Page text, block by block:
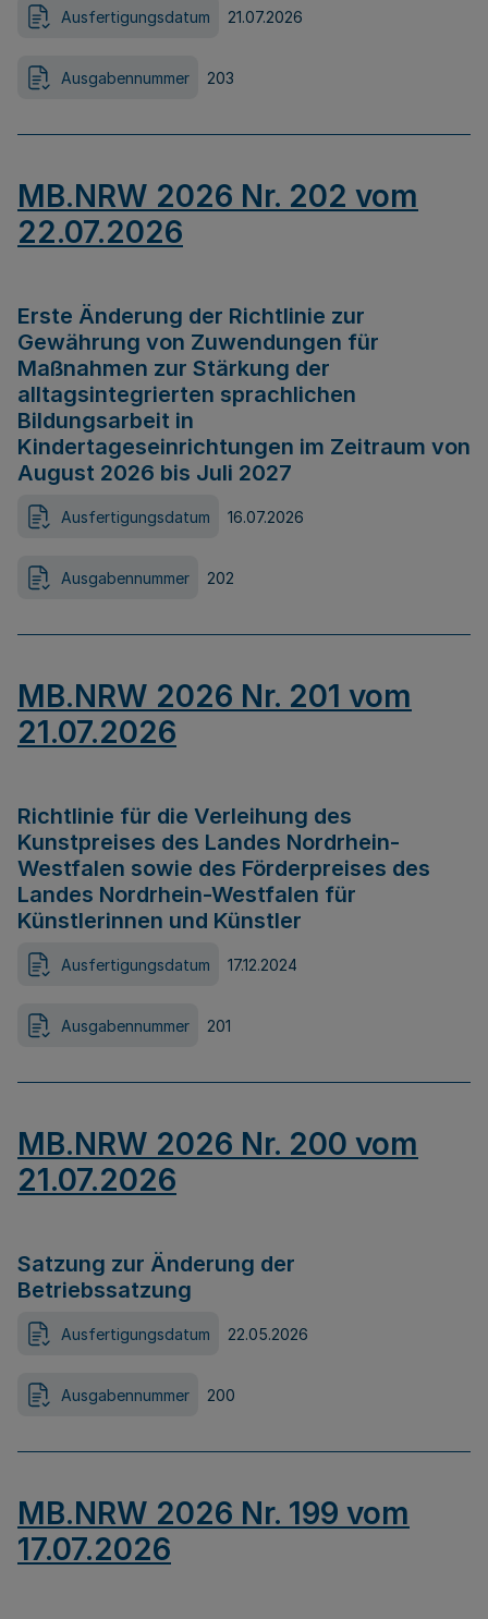
Ausfertigungsdatum 21.07.2026
Ausgabennummer 203
MB.NRW 2026 Nr. 202 vom
22.07.2026
Erste Änderung der Richtlinie zur
Gewährung von Zuwendungen für
Maßnahmen zur Stärkung der
alltagsintegrierten sprachlichen
Bildungsarbeit in
Kindertageseinrichtungen im Zeitraum von
August 2026 bis Juli 2027
Ausfertigungsdatum 16.07.2026
Ausgabennummer 202
MB.NRW 2026 Nr. 201 vom
21.07.2026
Richtlinie für die Verleihung des
Kunstpreises des Landes Nordrhein-
Westfalen sowie des Förderpreises des
Landes Nordrhein-Westfalen für
Künstlerinnen und Künstler
Ausfertigungsdatum 17.12.2024
Ausgabennummer 201
MB.NRW 2026 Nr. 200 vom
21.07.2026
Satzung zur Änderung der
Betriebssatzung
Ausfertigungsdatum 22.05.2026
Ausgabennummer 200
MB.NRW 2026 Nr. 199 vom
17.07.2026